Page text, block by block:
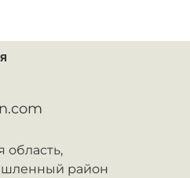
область,
район